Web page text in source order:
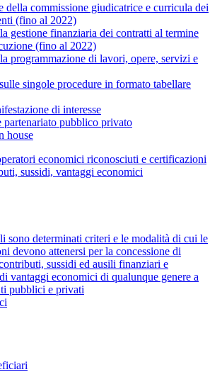
della commissione giudicatrice e curricula dei
(fino al 2022)
gestione finanziaria dei contratti al termine
(fino al 2022)
programmazione di lavori, opere, servizi e
singole procedure in formato tabellare
di interesse
partenariato pubblico privato
house
economici riconosciuti e certificazioni
sussidi, vantaggi economici
sono determinati criteri e le modalità di cui le
devono attenersi per la concessione di
sussidi ed ausili finanziari e
vantaggi economici di qualunque genere a
pubblici e privati